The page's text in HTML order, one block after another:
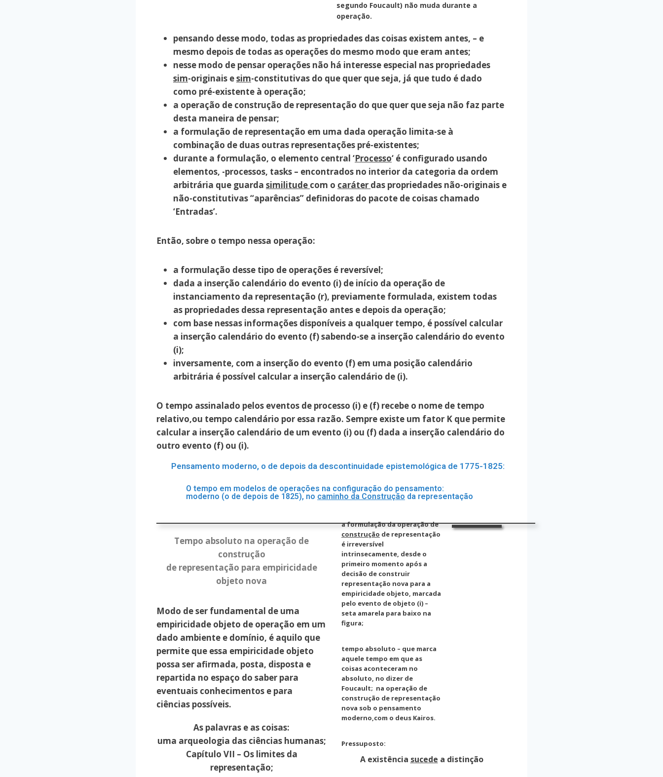
segundo Foucault) não muda durante a
operação.
pensando desse modo, todas as propriedades das coisas existem antes, – e
mesmo depois de todas as operações do mesmo modo que eram antes;
nesse modo de pensar operações não há interesse especial nas propriedades
sim-originais esim-constitutivas do que quer que seja, já que tudo é dado
como pré-existente à operação;
a operação de construção de representação do que quer que seja não faz parte
desta maneira de pensar;
a formulação de representação em uma dada operação limita-se à
combinação de duas outras representações pré-existentes;
durante a formulação, o elemento central ‘Processo‘ é configurado usando
elementos, -processos, tasks – encontrados no interior da categoria da ordem
arbitrária que guarda similitude com o caráter das propriedades não-originais e
não-constitutivas “aparências” definidoras do pacote de coisas chamado
‘Entradas’.
Então, sobre o tempo nessa operação:
a formulação desse tipo de operações é reversível;
dada a inserção calendário do evento (i) de início da operação de
instanciamento da representação (r), previamente formulada, existem todas
as propriedades dessa representação antes e depois da operação;
com base nessas informações disponíveis a qualquer tempo, é possível calcular
a inserção calendário do evento (f) sabendo-se a inserção calendário do evento
(i);
inversamente, com a inserção do evento (f) em uma posição calendário
arbitrária é possível calcular a inserção calendário de (i).
O tempo assinalado pelos eventos de processo (i) e (f) recebe o nome de tempo
relativo,ou tempo calendário por essa razão. Sempre existe um fator K que permite
calcular a inserção calendário de um evento (i) ou (f) dada a inserção calendário do
outro evento (f) ou (i).
Pensamento moderno, o de depois da descontinuidade epistemológica de 1775-1825:
O tempo em modelos de operações na configuração do pensamento:
moderno (o de depois de 1825), no caminho da Construção da representação
Tempo absoluto na operação de
construção
de representação para empiricidade
objeto nova
Modo de ser fundamental de uma
empiricidade objeto de operação em um
dado ambiente e domínio, é aquilo que
permite que essa empiricidade objeto
possa ser afirmada, posta, disposta e
repartida no espaço do saber para
eventuais conhecimentos e para
ciências possíveis.
As palavras e as coisas:
uma arqueologia das ciências humanas;
Capítulo VII – Os limites da
representação;
a formulação da operação de
construção de representação
é irreversível
intrinsecamente, desde o
primeiro momento após a
decisão de construir
representação nova para a
empiricidade objeto, marcada
pelo evento de objeto (i) –
seta amarela para baixo na
figura;
tempo absoluto – que marca
aquele tempo em que as
coisas aconteceram no
absoluto, no dizer de
Foucault; na operação de
construção de representação
nova sob o pensamento
moderno,com o deus Kairos.
Pressuposto:
A existência sucede a distinção